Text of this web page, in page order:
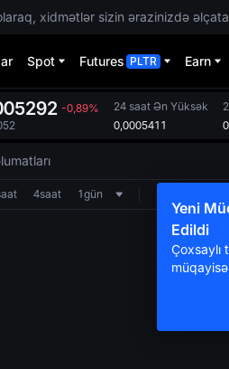
xidmətlər sizin ərazinizdə
Spot Futures PLTR Earn
-0,89%
24 saat Ən Yüksək
0,0005411
Yeni
Edildi
Çoxsaylı
4saat 1gün